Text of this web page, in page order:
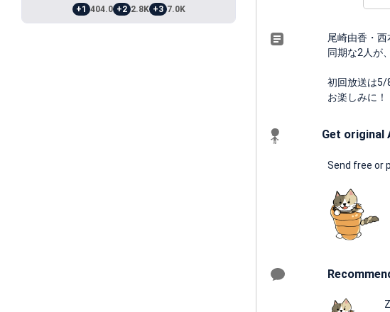
+1 404.0 +2 2.8K +3 7.0K
尾崎由香・西
同期な2人が
初回放送は5/
お楽しみに！
Get original
Send free or